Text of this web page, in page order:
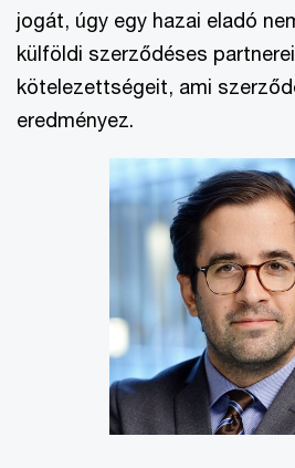
jogát, úgy egy hazai eladó
külföldi szerződéses
kötelezettségeit, ami
eredményez.